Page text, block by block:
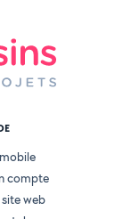
compte
site web